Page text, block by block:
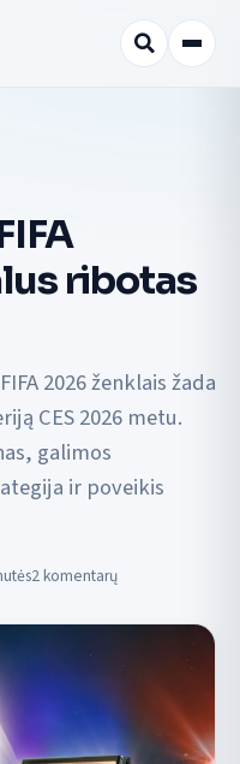
ribotas
2026 ženklais žada
CES 2026 metu.
galimos
ir poveikis
2 komentarų